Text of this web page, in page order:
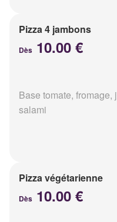
Pizza 4 jambons
Dès 10.00 €
Base tomate,
salami
Pizza végétarienne
Dès 10.00 €